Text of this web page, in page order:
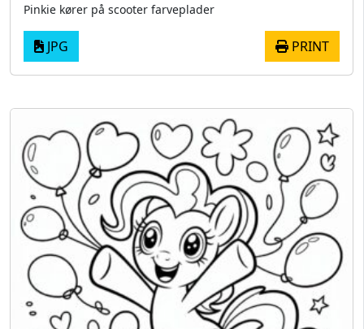
Pinkie kører på scooter farveplader
JPG PRINT